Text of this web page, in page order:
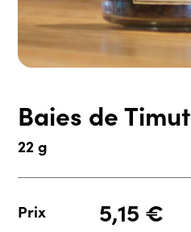
Baies de Timut
22 g
Prix 5,15 €